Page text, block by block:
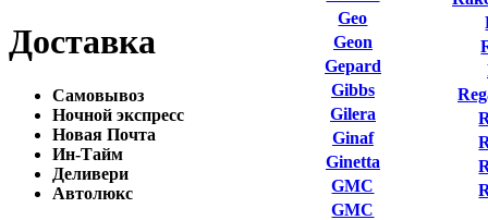
Доставка
Самовывоз
Ночной экспресс
Новая Почта
Ин-Тайм
Деливери
Автолюкс
Geo
Geon
Gepard
Gibbs
Gilera
Ginaf
Ginetta
GMC
GMC